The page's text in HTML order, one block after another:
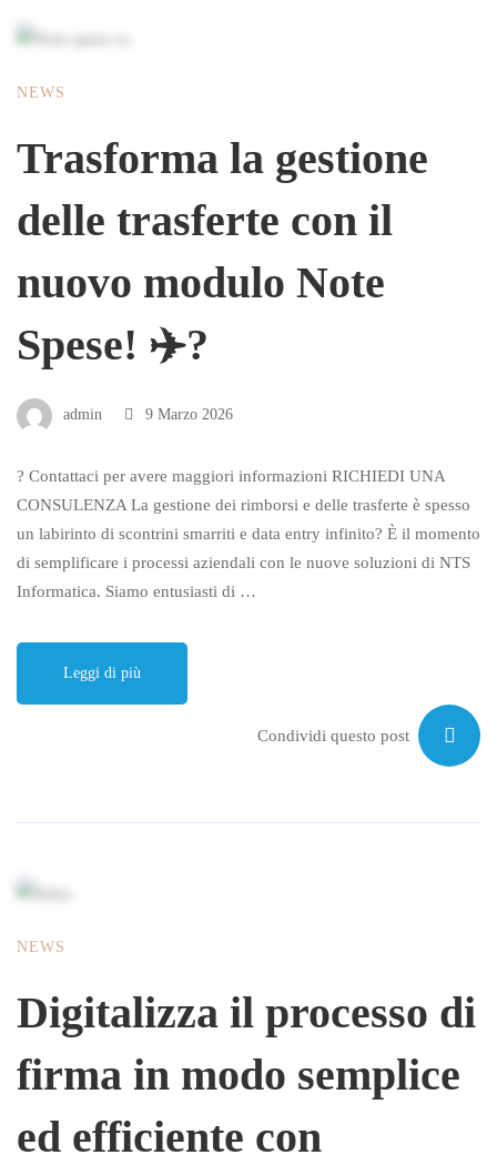
NEWS
Trasforma la gestione
delle trasferte con il
nuovo modulo Note
Spese! ✈️?
admin 9 Marzo 2026
? Contattaci per avere maggiori informazioni RICHIEDI UNA
CONSULENZA La gestione dei rimborsi e delle trasferte è spesso
un labirinto di scontrini smarriti e data entry infinito? È il momento
di semplificare i processi aziendali con le nuove soluzioni di NTS
Informatica. Siamo entusiasti di …
Leggi di più
Condividi questo post
NEWS
Digitalizza il processo di
firma in modo semplice
ed efficiente con